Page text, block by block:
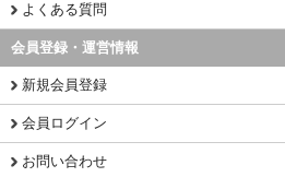
よくある質問
会員登録・運営情報
新規会員登録
会員ログイン
お問い合わせ